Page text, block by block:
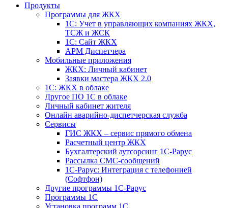
Продукты
Программы для ЖКХ
1С: Учет в управляющих компаниях ЖКХ,
ТСЖ и ЖСК
1С: Сайт ЖКХ
АРМ Диспетчера
Мобильные приложения
ЖКХ: Личный кабинет
Заявки мастера ЖКХ 2.0
1С: ЖКХ в облаке
Другое ПО 1С в облаке
Личный кабинет жителя
Онлайн аварийно-диспетчерская служба
Сервисы
ГИС ЖКХ – сервис прямого обмена
Расчетный центр ЖКХ
Бухгалтерский аутсорсинг 1С-Рарус
Рассылка СМС-сообщений
1С-Рарус: Интеграция с телефонией
(Софтфон)
Другие программы 1С-Рарус
Программы 1С
Установка программ 1С